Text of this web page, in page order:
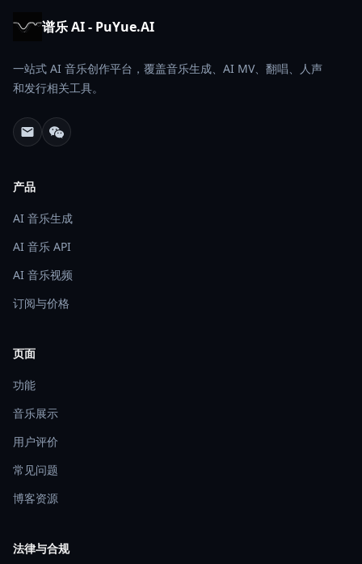
谱乐 AI - PuYue.AI
一站式 AI 音乐创作平台，覆盖音乐生成、AI MV、翻唱、人声
和发行相关工具。
产品
AI 音乐生成
AI 音乐 API
AI 音乐视频
订阅与价格
页面
功能
音乐展示
用户评价
常见问题
博客资源
法律与合规